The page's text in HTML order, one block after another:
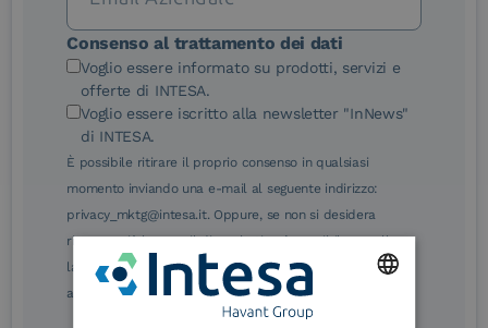
Le nostre certificazioni
eIDAS Qualified Trust
Service Provider
eIDAS Qualified Trust
Service Provider for
Remote Qualified
Electronic Signature /
Seal Creation
Consenso al trattamento dei dati
Voglio essere informato su prodotti, servizi e
offerte di INTESA.
Voglio essere iscritto alla newsletter "InNews"
di INTESA.
È possibile ritirare il proprio consenso in qualsiasi
momento inviando una e-mail al seguente indirizzo:
privacy_mktg@intesa.it. Oppure, se non si desidera
ricevere più le e-mail di marketing, è possibile annullare
la sottoscrizione facendo clic sul relativo link di
annullamento sottoscrizione, in qualsiasi e-mail.